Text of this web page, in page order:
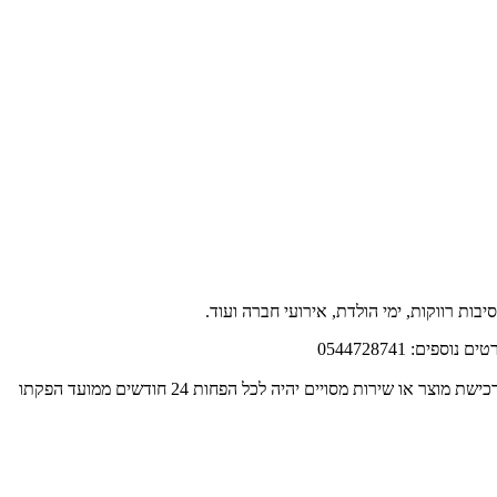
רווקות, ימי הולדת, אירועי חברה ועוד.